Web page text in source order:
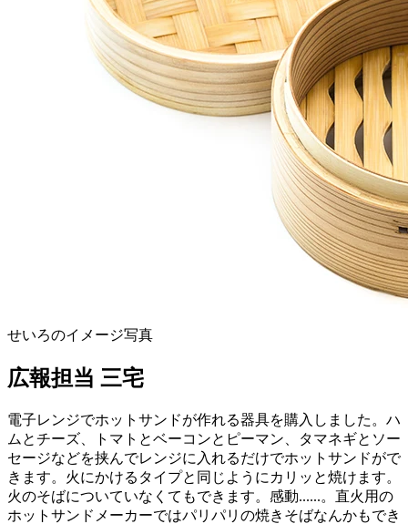
せいろのイメージ写真
広報担当 三宅
電子レンジでホットサンドが作れる器具を購入しました。ハ
ムとチーズ、トマトとベーコンとピーマン、タマネギとソー
セージなどを挟んでレンジに入れるだけでホットサンドがで
きます。火にかけるタイプと同じようにカリッと焼けます。
火のそばについていなくてもできます。感動......。直火用の
ホットサンドメーカーではパリパリの焼きそばなんかもでき